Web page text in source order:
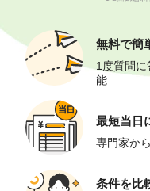
無料で簡
1度質問
能
最短当日
専門家か
条件を比